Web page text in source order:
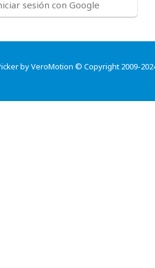
sesión con Google
by VeroMotion © Copyright 2009-